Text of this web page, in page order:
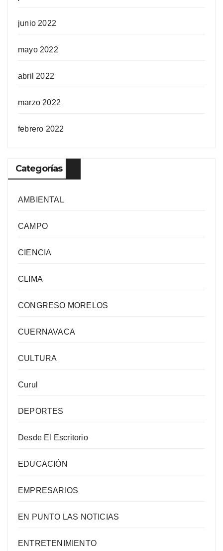
junio 2022
mayo 2022
abril 2022
marzo 2022
febrero 2022
Categorías
AMBIENTAL
CAMPO
CIENCIA
CLIMA
CONGRESO MORELOS
CUERNAVACA
CULTURA
Curul
DEPORTES
Desde El Escritorio
EDUCACIÓN
EMPRESARIOS
EN PUNTO LAS NOTICIAS
ENTRETENIMIENTO